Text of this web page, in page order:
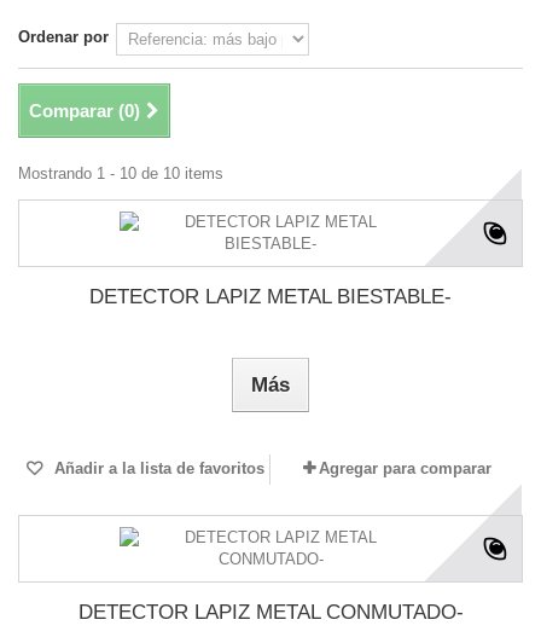
Ordenar por
Comparar (0)
Mostrando 1 - 10 de 10 items
DETECTOR LAPIZ METAL BIESTABLE-
Más
Añadir a la lista de favoritos Agregar para comparar
DETECTOR LAPIZ METAL CONMUTADO-